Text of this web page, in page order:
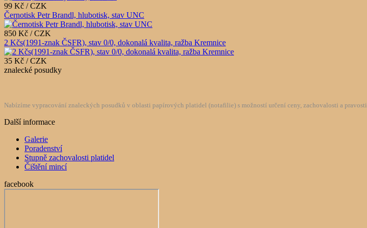
99 Kč / CZK
Černotisk Petr Brandl, hlubotisk, stav UNC
850 Kč / CZK
2 Kčs(1991-znak ČSFR), stav 0/0, dokonalá kvalita, ražba Kremnice
35 Kč / CZK
znalecké posudky
Nabízíme vypracování znaleckých posudků v oblasti papírových platidel (notafilie) s možností určení ceny, zachovalosti a pravosti.
Další informace
Galerie
Poradenství
Stupně zachovalosti platidel
Čištění mincí
facebook